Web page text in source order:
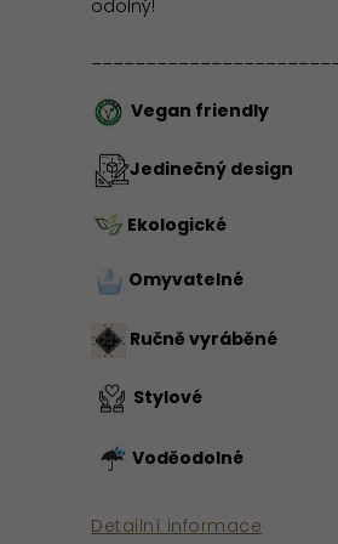
odolný!
Vegan friendly
Jedinečný design
Ekologické
Omyvatelné
Ručně vyráběné
Stylové
Voděodolné
Detailní informace